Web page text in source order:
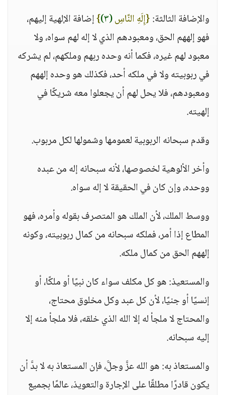
والإضافة الثالثة:{إِلَهِ النَّاسِ(٣) }إضافة الإلهية إليهم،
فهو إلههم الحق، ومعبودهم الذي لا إله لهم سواه، ولا
معبود لهم غيره، فكما أنه وحده ربهم وملكهم، لم يشركه
في ربوبيته ولا في ملكه أحد، فكذلك هو وحده إلههم
ومعبودهم، فلا يحل لهم أن يجعلوا معه شريكًا في
إلهيته.
وقدم سبحانه الربوبية لعمومها وشمولها لكل مربوب.
وأخر الألوهية لخصوصها، لأنه سبحانه إله من عبده
ووحده، وإن كان في الحقيقة لا إله سواه.
ووسط الملك، لأن الملك هو المتصرف بقوله وأمره، فهو
المطاع إذا أمر، فملكه سبحانه من كمال ربوبيته، وكونه
إلههم الحق من كمال ملكه.
والمستعيذ: هو كل مكلف سواء كان نبيًا أو ملكًا، أو
إنسيًا أو جنيًا، لأن كل عبد وكل مخلوق محتاج،
والمحتاج لا ملجأ له إلا الله الذي خلقه، فلا ملجأ منه إلا
إليه سبحانه.
والمستعاذ به: هو الله عزَّ وجلَّ، فإن المستعاذ به لا بدَّ أن
يكون قادرًا مطلقًا على الإجارة والتعويذ، عالمًا بجميع